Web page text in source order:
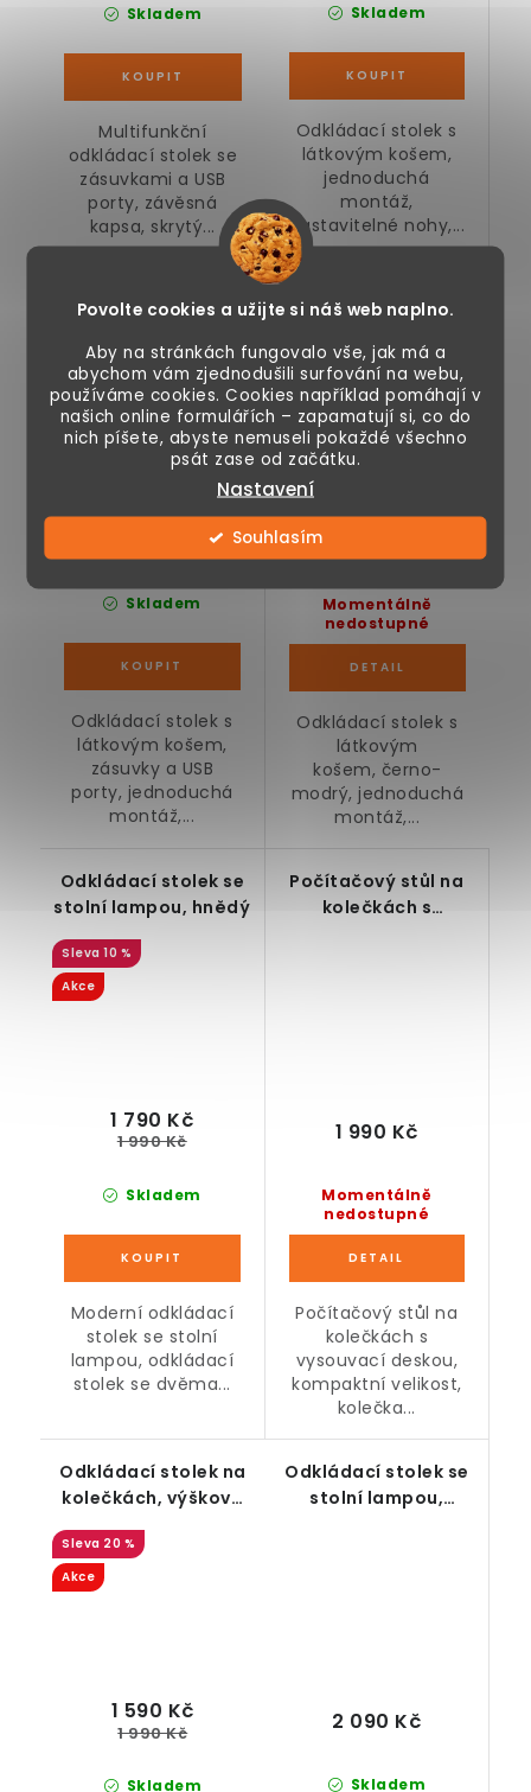
Povolte cookies a užijte si náš web naplno.
Aby na stránkách fungovalo vše, jak má a
abychom vám zjednodušili surfování na webu,
používáme cookies. Cookies například pomáhají v
našich online formulářích – zapamatují si, co do
nich píšete, abyste nemuseli pokaždé všechno
psát zase od začátku.
Nastavení
Souhlasím
Skladem
Multifunkční
odkládací stolek se
zásuvkami a USB
porty, závěsná
kapsa, skrytý...
Skladem
Odkládací stolek s
látkovým košem,
jednoduchá
montáž,
nastavitelné nohy,...
látkovým košem,
zásuvkami a USB
porty, černo-šedý
Skladem
Odkládací stolek s
látkovým košem,
zásuvky a USB
porty, jednoduchá
montáž,...
látkovým košem,
černo-modrý
Momentálně
nedostupné
Odkládací stolek s
látkovým
košem, černo-
modrý, jednoduchá
montáž,...
Odkládací stolek se
stolní lampou, hnědý
10 %
Akce
Skladem
1 790 Kč
1 990 Kč
Moderní odkládací
stolek se stolní
lampou, odkládací
stolek se dvěma...
Počítačový stůl na
kolečkách s
Momentálně
nedostupné
1 990 Kč
Počítačový stůl na
kolečkách s
vysouvací deskou,
kompaktní velikost,
kolečka...
Odkládací stolek na
kolečkách, výškově
černý
20 %
Akce
Skladem
1 590 Kč
1 990 Kč
Odkládací stolek se
stolní lampou,
Skladem
2 090 Kč